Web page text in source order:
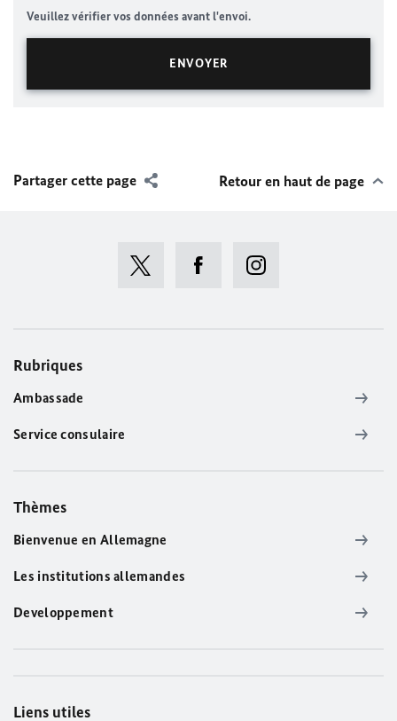
Veuillez vérifier vos données avant l'envoi.
Partager cette page Retour en haut de page
Rubriques
Ambassade
Service consulaire
Thèmes
Bienvenue en Allemagne
Les institutions allemandes
Developpement
Liens utiles